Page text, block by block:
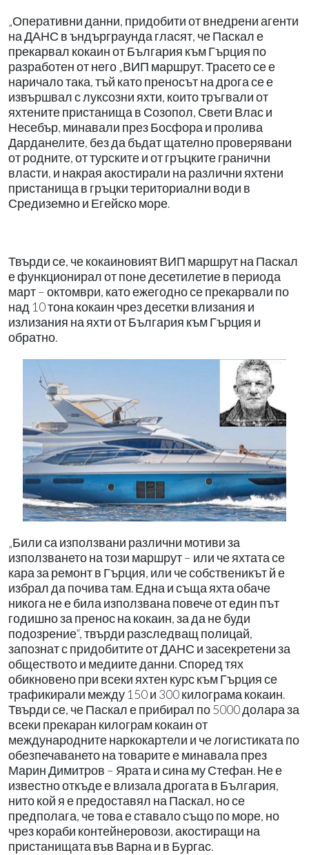
„Оперативни данни, придобити от внедрени агенти
на ДАНС в ъндърграунда гласят, че Паскал е
прекарвал кокаин от България към Гърция по
разработен от него „ВИП маршрут. Трасето се е
наричало така, тъй като преносът на дрога се е
извършвал с луксозни яхти, които тръгвали от
яхтените пристанища в Созопол, Свети Влас и
Несебър, минавали през Босфора и пролива
Дарданелите, без да бъдат щателно проверявани
от родните, от турските и от гръцките гранични
власти, и накрая акостирали на различни яхтени
пристанища в гръцки териториални води в
Средиземно и Егейско море.
Твърди се, че кокаиновият ВИП маршрут на Паскал
е функционирал от поне десетилетие в периода
март – октомври, като ежегодно се прекарвали по
над 10 тона кокаин чрез десетки влизания и
излизания на яхти от България към Гърция и
обратно.
„Били са използвани различни мотиви за
използването на този маршрут – или че яхтата се
кара за ремонт в Гърция, или че собственикът й е
избрал да почива там. Една и съща яхта обаче
никога не е била използвана повече от един път
годишно за пренос на кокаин, за да не буди
подозрение“, твърди разследващ полицай,
запознат с придобитите от ДАНС и засекретени за
обществото и медиите данни. Според тях
обикновено при всеки яхтен курс към Гърция се
трафикирали между 150 и 300 килограма кокаин.
Твърди се, че Паскал е прибирал по 5000 долара за
всеки прекаран килограм кокаин от
международните наркокартели и че логистиката по
обезпечаването на товарите е минавала през
Марин Димитров – Ярата и сина му Стефан. Не е
известно откъде е влизала дрогата в България,
нито кой я е предоставял на Паскал, но се
предполага, че това е ставало също по море, но
чрез кораби контейнеровози, акостиращи на
пристанищата във Варна и в Бургас.